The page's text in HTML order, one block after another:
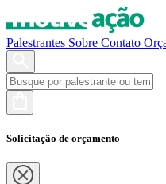
Palestrantes Sobre Contato
Solicitação de orçamento